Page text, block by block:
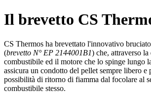
Il brevetto CS
CS Thermos ha brevettato l'innovativo
(brevetto N° EP 2144001B1) che, attraverso
combustibile ed il motore che lo spinge lungo
assicura un condotto del pellet sempre libero e
possibilità di ritorno di fiamma dal focolare al
combustibile stesso.